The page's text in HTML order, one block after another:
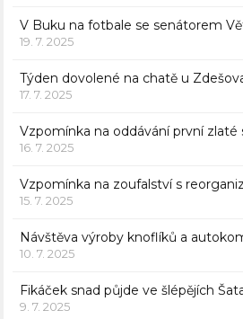
V Buku na fotbale se senátorem
19. 7. 2025
Týden dovolené na chatě u
17. 7. 2025
Vzpomínka na oddávání první zlaté
16. 7. 2025
Vzpomínka na zoufalství s
15. 7. 2025
Návštěva výroby knoflíků a
10. 7. 2025
Fikáček snad půjde ve šlépějích
9. 7. 2025